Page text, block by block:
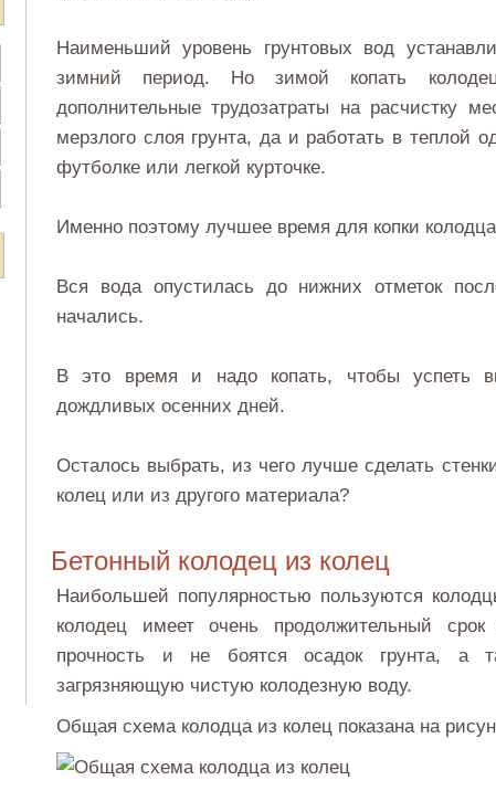
Наименьший уровень грунтовых вод
зимний период. Но зимой копать
дополнительные трудозатраты на расчистку
мерзлого слоя грунта, да и работать в теплой
футболке или легкой курточке.
Именно поэтому лучшее время для копки
Вся вода опустилась до нижних отметок
начались.
В это время и надо копать, чтобы успеть
дождливых осенних дней.
Осталось выбрать, из чего лучше сделать
колец или из другого материала?
Бетонный колодец из колец
Наибольшей популярностью пользуются
колодец имеет очень продолжительный
прочность и не боятся осадок грунта, а
загрязняющую чистую колодезную воду.
Общая схема колодца из колец показана на